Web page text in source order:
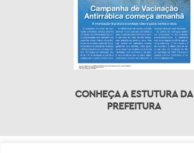
CONHEÇA A ESTUTURA DA
PREFEITURA